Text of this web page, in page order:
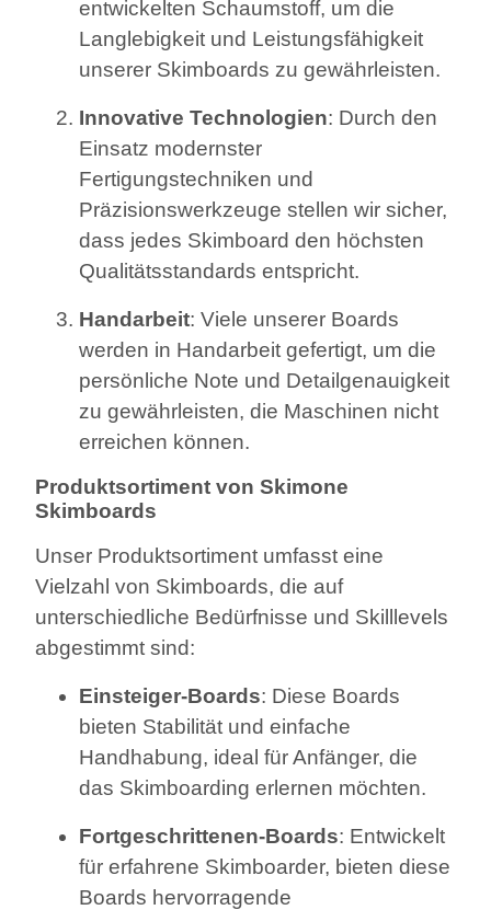
entwickelten Schaumstoff, um die
Langlebigkeit und Leistungsfähigkeit
unserer Skimboards zu gewährleisten.
Innovative Technologien: Durch den
Einsatz modernster
Fertigungstechniken und
Präzisionswerkzeuge stellen wir sicher,
dass jedes Skimboard den höchsten
Qualitätsstandards entspricht.
Handarbeit: Viele unserer Boards
werden in Handarbeit gefertigt, um die
persönliche Note und Detailgenauigkeit
zu gewährleisten, die Maschinen nicht
erreichen können.
Produktsortiment von Skimone
Skimboards
Unser Produktsortiment umfasst eine
Vielzahl von Skimboards, die auf
unterschiedliche Bedürfnisse und Skilllevels
abgestimmt sind:
Einsteiger-Boards: Diese Boards
bieten Stabilität und einfache
Handhabung, ideal für Anfänger, die
das Skimboarding erlernen möchten.
Fortgeschrittenen-Boards: Entwickelt
für erfahrene Skimboarder, bieten diese
Boards hervorragende